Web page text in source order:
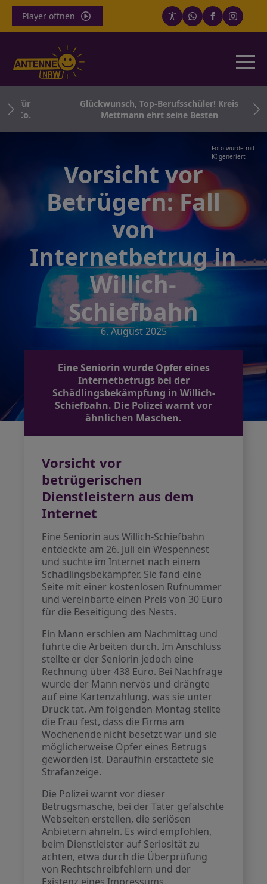
Player öffnen
für
Glückwunsch, Top-Berufsschüler! Kreis
Mettmann ehrt seine Besten
Foto wurde mit
KI generiert
Vorsicht vor
Betrügern: Fall
von
Internetbetrug in
Willich-
Schiefbahn
6. August 2025
Eine Seniorin wurde Opfer eines
Internetbetrugs bei der
Schädlingsbekämpfung in Willich-
Schiefbahn. Die Polizei warnt vor
ähnlichen Maschen.
Vorsicht vor
betrügerischen
Dienstleistern aus dem
Internet
Eine Seniorin aus Willich-Schiefbahn
entdeckte am 26. Juli ein Wespennest
und suchte im Internet nach einem
Schädlingsbekämpfer. Sie fand eine
Seite mit einer kostenlosen Rufnummer
und vereinbarte einen Preis von 30 Euro
für die Beseitigung des Nests.
Ein Mann erschien am Nachmittag und
führte die Arbeiten durch. Im Anschluss
stellte er der Seniorin jedoch eine
Rechnung über 438 Euro. Bei Nachfrage
wurde der Mann nervös und drängte
auf eine Kartenzahlung, was sie unter
Druck tat. Am folgenden Montag stellte
die Frau fest, dass die Firma am
Wochenende nicht besetzt war und sie
möglicherweise Opfer eines Betrugs
geworden ist. Daraufhin erstattete sie
Strafanzeige.
Die Polizei warnt vor dieser
Betrugsmasche, bei der Täter gefälschte
Webseiten erstellen, die seriösen
Anbietern ähneln. Es wird empfohlen,
beim Dienstleister auf Seriosität zu
achten, etwa durch die Überprüfung
von Rechtschreibfehlern und der